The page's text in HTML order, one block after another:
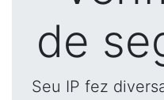
de
Seu IP fez